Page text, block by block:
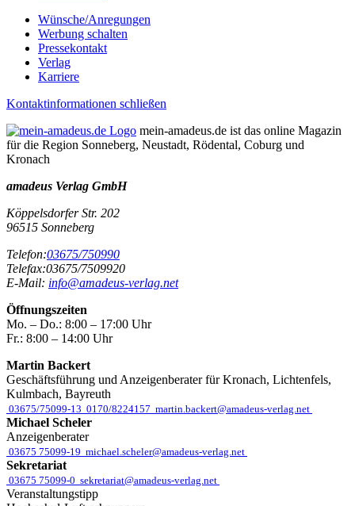
Wünsche/Anregungen
Werbung schalten
Pressekontakt
Verlag
Karriere
Kontaktinformationen schließen
mein-amadeus.de ist das online Magazin
für die Region Sonneberg, Neustadt, Rödental, Coburg und
Kronach
amadeus Verlag GmbH
Köppelsdorfer Str. 202
96515 Sonneberg
Telefon:03675/750990
Telefax:03675/7509920
E-Mail: info@amadeus-verlag.net
Öffnungszeiten
Mo. – Do.: 8:00 – 17:00 Uhr
Fr.: 8:00 – 14:00 Uhr
Martin Backert
Geschäftsführung und Anzeigenberater für Kronach, Lichtenfels,
Kulmbach, Bayreuth
03675/75099-13 0170/8224157 martin.backert@amadeus-verlag.net
Michael Scheler
Anzeigenberater
03675 75099-19 michael.scheler@amadeus-verlag.net
Sekretariat
03675 75099-0 sekretariat@amadeus-verlag.net
Veranstaltungstipp